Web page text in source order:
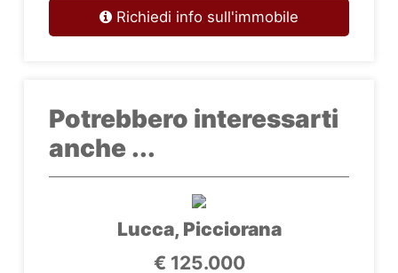
Richiedi info sull'immobile
Potrebbero interessarti
anche ...
Lucca, Picciorana
€ 125.000